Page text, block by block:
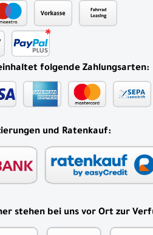
folgende Zahlungsarten:
und Ratenkauf:
stehen bei uns vor Ort zur